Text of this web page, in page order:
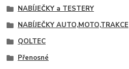
NABÍJEČKY a TESTERY
NABÍJEČKY AUTO,MOTO,TRAKCE
QOLTEC
Přenosné